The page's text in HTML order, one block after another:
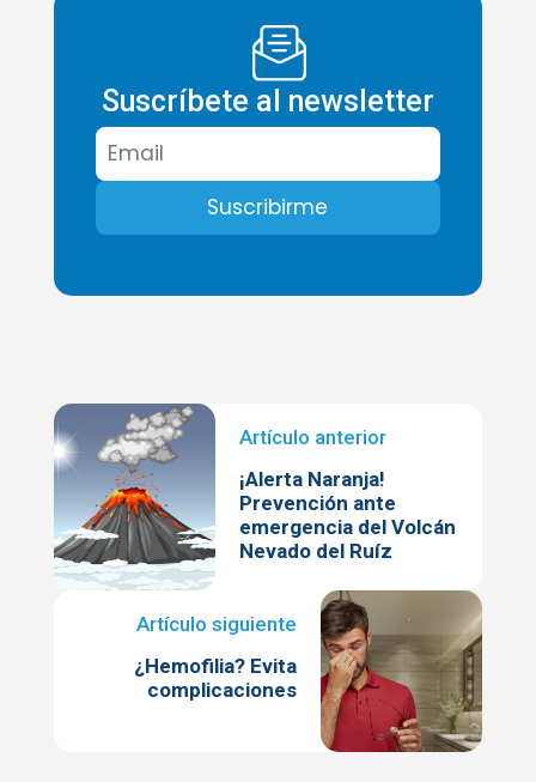
Suscríbete al newsletter
¡Alerta Naranja!
Prevención ante
emergencia del Volcán
Nevado del Ruíz
¿Hemofilia? Evita
complicaciones